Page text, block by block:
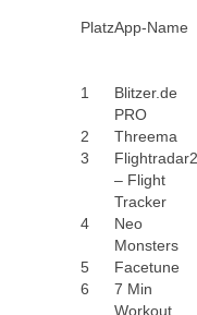
PlatzApp-Name
1
Blitzer.de
PRO
2 Threema
3
– Flight
Tracker
4
Neo
Monsters
5 Facetune
6
7 Min
Workout